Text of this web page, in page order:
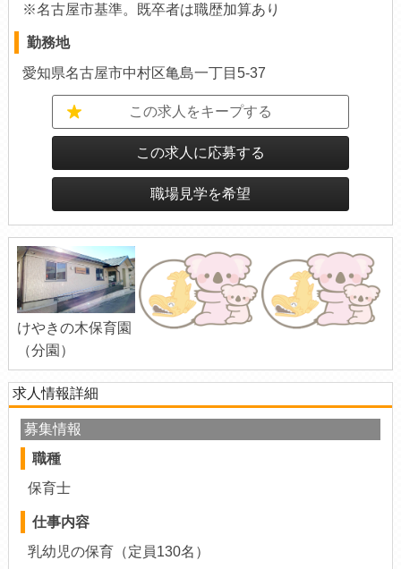
※名古屋市基準。既卒者は職歴加算あり
勤務地
愛知県名古屋市中村区亀島一丁目5-37
この求人をキープする
この求人に応募する
職場見学を希望
けやきの木保育園
（分園）
求人情報詳細
募集情報
職種
保育士
仕事内容
乳幼児の保育（定員130名）